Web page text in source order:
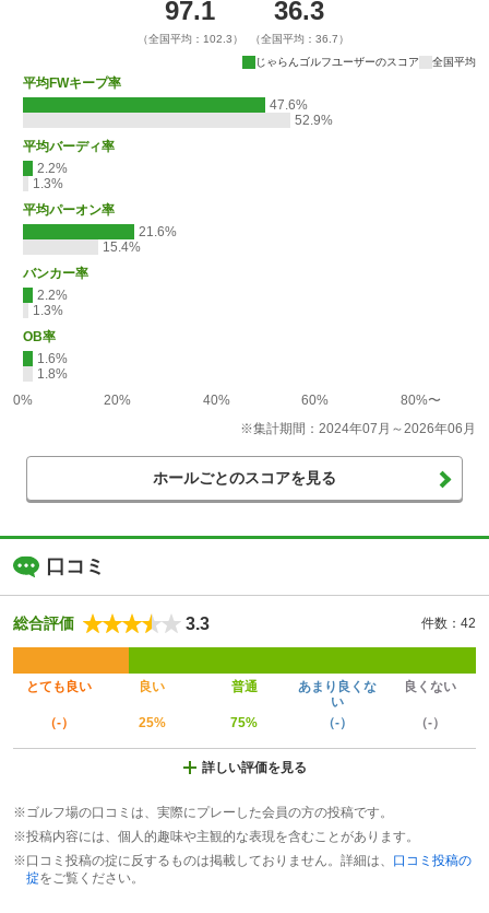
97.1
（全国平均：102.3）
36.3
（全国平均：36.7）
じゃらんゴルフユーザーのスコア
全国平均
平均FWキープ率
47.6%
52.9%
平均バーディ率
2.2%
1.3%
平均パーオン率
21.6%
15.4%
バンカー率
2.2%
1.3%
OB率
1.6%
1.8%
0%
20% 40% 60%
80%〜
※集計期間：2024年07月～2026年06月
ホールごとのスコアを見る
口コミ
総合評価 3.3 件数：42
とても良い 良い 普通
あまり良くな
い
良くない
（-） 25% 75% （-） （-）
詳しい評価を見る
※ゴルフ場の口コミは、実際にプレーした会員の方の投稿です。
※投稿内容には、個人的趣味や主観的な表現を含むことがあります。
※口コミ投稿の掟に反するものは掲載しておりません。詳細は、 口コミ投稿の
掟をご覧ください。